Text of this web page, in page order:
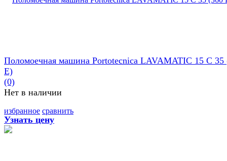
избранное сравнить
Поломоечная машина Portotecnica LAVAMATIC 15 C 35
E)
(0)
Нет в наличии
Узнать цену